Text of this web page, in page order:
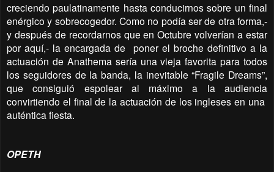
creciendo paulatinamente hasta conducirnos sobre un final
enérgico y sobrecogedor. Como no podía ser de otra forma,-
y después de recordarnos que en Octubre volverían a estar
por aquí,- la encargada de
poner el broche definitivo a la
actuación de Anathema sería una vieja favorita para todos
los seguidores de la banda, la inevitable “Fragile Dreams”,
que consiguió espolear al máximo a la audiencia
convirtiendo el final de la actuación de los ingleses en una
auténtica fiesta.
OPETH